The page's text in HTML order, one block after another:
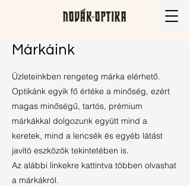
Márkáink
Üzleteinkben rengeteg márka elérhető.
Optikánk egyik fő értéke a minőség, ezért
magas minőségű, tartós, prémium
márkákkal dolgozunk együtt mind a
keretek, mind a lencsék és egyéb látást
javító eszközök tekintetében is.
Az alábbi linkekre kattintva többen olvashat
a márkákról.